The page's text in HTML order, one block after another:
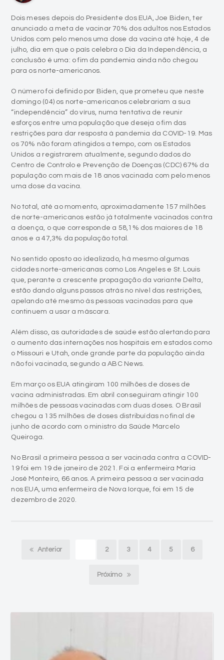
Dois meses depois do Presidente dos EUA, Joe Biden, ter
anunciado a meta de vacinar 70% dos adultos nos Estados
Unidos com pelo menos uma dose da vacina até hoje, 4 de
julho, dia em que o país celebra o Dia da Independência, a
conclusão é uma: o fim da pandemia ainda não chegou
para os norte-americanos.
O número foi definido por Biden, que prometeu que neste
domingo (04) os norte-americanos celebrariam a sua
“independência” do vírus, numa tentativa de reunir
esforços entre uma população que deseja o fim das
restrições para dar resposta à pandemia da COVID-19. Mas
os 70% não foram atingidos a tempo, com os Estados
Unidos a registrarem atualmente, segundo dados do
Centro de Controlo e Prevenção de Doenças (CDC) 67% da
população com mais de 18 anos vacinada com pelo menos
uma dose da vacina.
No total, até ao momento, aproximadamente 157 milhões
de norte-americanos estão já totalmente vacinados contra
a doença, o que corresponde a 58,1% dos maiores de 18
anos e a 47,3% da população total.
No sentido oposto ao idealizado, há mesmo algumas
cidades norte-americanas como Los Angeles e St. Louis
que, perante a crescente propagação da variante Delta,
estão dando alguns passos atrás no nível das restrições,
apelando até mesmo às pessoas vacinadas para que
continuem a usar a máscara.
Além disso, as autoridades de saúde estão alertando para
o aumento das internações nos hospitais em estados como
o Missouri e Utah, onde grande parte da população ainda
não foi vacinada, segundo a ABC News.
Em março os EUA atingiram 100 milhões de doses de
vacina administradas. Em abril conseguiram atingir 100
milhões de pessoas vacinadas com duas doses. O Brasil
chegou a 135 milhões de doses distribuídas no final de
junho de acordo com o ministro da Saúde Marcelo
Queiroga.
No Brasil a primeira pessoa a ser vacinada contra a COVID-
19 foi em 19 de janeiro de 2021. Foi a enfermeira Maria
José Monteiro, 66 anos. A primeira pessoa a ser vacinada
nos EUA, uma enfermeira de Nova Iorque, foi em 15 de
dezembro de 2020.
Anterior 2 3 4 5 6
Próximo